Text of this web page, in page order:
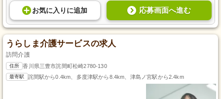
お気に入り に追加 応募画面へ進む
うらしま介護サービスの求人
訪問介護
住所 香川県三豊市詫間町松崎2780-130
最寄駅 詫間駅から0.4km、多度津駅から8.4km、津島ノ宮駅から2.4km